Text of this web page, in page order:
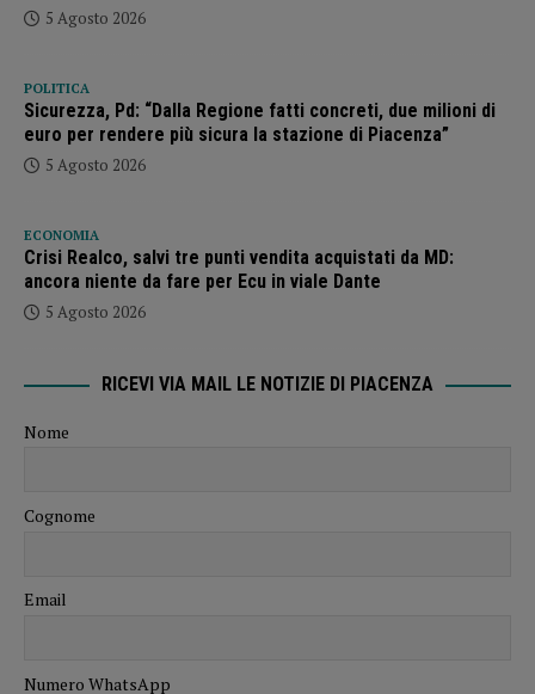
5 Agosto 2026
POLITICA
Sicurezza, Pd: “Dalla Regione fatti concreti, due milioni di
euro per rendere più sicura la stazione di Piacenza”
5 Agosto 2026
ECONOMIA
Crisi Realco, salvi tre punti vendita acquistati da MD:
ancora niente da fare per Ecu in viale Dante
5 Agosto 2026
RICEVI VIA MAIL LE NOTIZIE DI PIACENZA
Nome
Cognome
Email
Numero WhatsApp